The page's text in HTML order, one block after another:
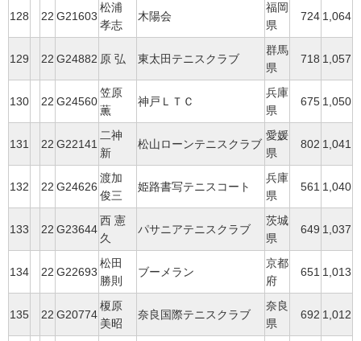
128 22 G21603
松浦
孝志
木陽会
福岡
県
724 1,064
129 22 G24882 原 弘 東太田テニスクラブ
群馬
県
718 1,057
130 22 G24560
笠原
薫
神戸ＬＴＣ
兵庫
県
675 1,050
131 22 G22141
二神
新
松山ローンテニスクラブ
愛媛
県
802 1,041
132 22 G24626
渡加
俊三
姫路書写テニスコート
兵庫
県
561 1,040
133 22 G23644
西 憲
久
パサニアテニスクラブ
茨城
県
649 1,037
134 22 G22693
松田
勝則
ブーメラン
京都
府
651 1,013
135 22 G20774
榎原
美昭
奈良国際テニスクラブ
奈良
県
692 1,012